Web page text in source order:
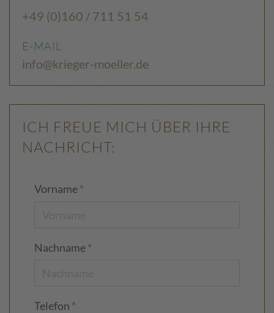
+49 (0)160 / 711 51 54
E-MAIL
info@krieger-moeller.de
ICH FREUE MICH ÜBER IHRE
NACHRICHT:
Vorname*
Nachname*
Telefon *